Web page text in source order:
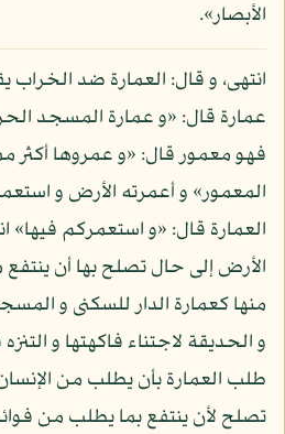
الأبصار».
انتهى، و قال: العمارة ضد
عمارة قال: «و عمارة المسجد
فهو معمور قال: «و عمروها أكثر
المعمور» و أعمرته الأرض و
العمارة قال: «و استعمركم فيها»
الأرض إلى حال تصلح بها أن ينتفع
منها كعمارة الدار للسكنى و
و الحديقة لاجتناء فاكهتها و
طلب العمارة بأن يطلب من
تصلح لأن ينتفع بما يطلب من